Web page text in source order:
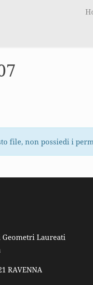
file, non possiedi i
Geometri Laureati
RAVENNA